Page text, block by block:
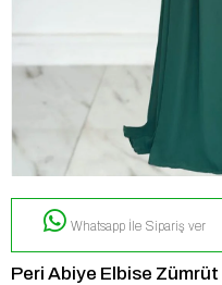
Whatsapp İle Sipariş ver
Peri Abiye Elbise Zümrüt